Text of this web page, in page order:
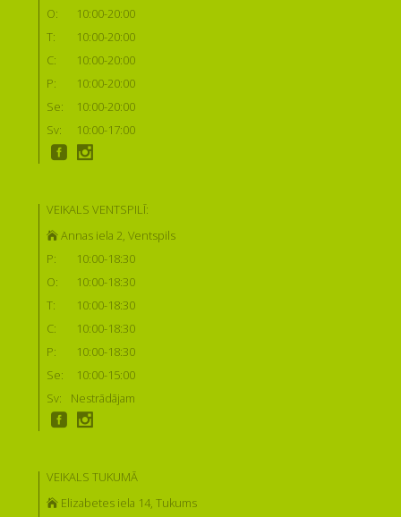
O:
10:00-20:00
T:
10:00-20:00
C:
10:00-20:00
P:
10:00-20:00
Se:
10:00-20:00
Sv:
10:00-17:00
VEIKALS VENTSPILĪ:
Annas iela 2, Ventspils
P:
10:00-18:30
O:
10:00-18:30
T:
10:00-18:30
C:
10:00-18:30
P:
10:00-18:30
Se:
10:00-15:00
Sv:
Nestrādājam
VEIKALS TUKUMĀ
Elizabetes iela 14, Tukums